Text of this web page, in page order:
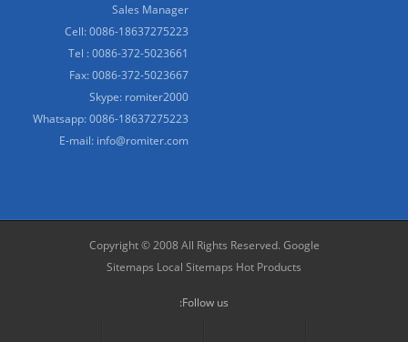
Sales Manager
Cell: 0086-18637275223
Tel : 0086-372-5023661
Fax: 0086-372-5023667
Skype: romiter2000
Whatsapp:0086-18637275223
E-mail: info@romiter.com
Copyright © 2008 All Rights Reserved. Google
Sitemaps Local Sitemaps Hot Products
Follow us: